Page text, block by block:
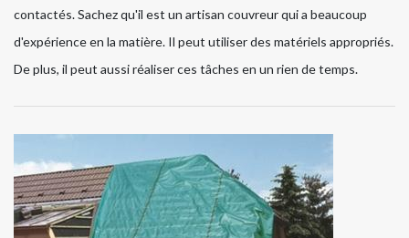
contactés. Sachez qu'il est un artisan couvreur qui a beaucoup
d'expérience en la matière. Il peut utiliser des matériels appropriés.
De plus, il peut aussi réaliser ces tâches en un rien de temps.